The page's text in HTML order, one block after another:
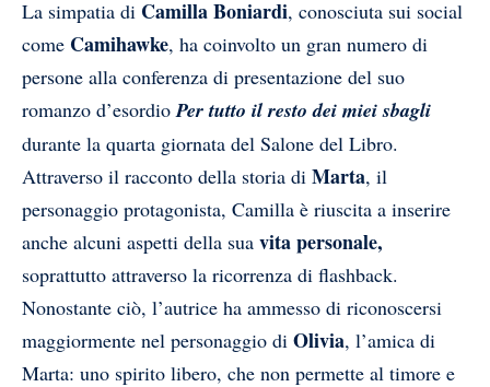
La simpatia di Camilla Boniardi, conosciuta sui social
come Camihawke, ha coinvolto un gran numero di
persone alla conferenza di presentazione del suo
romanzo d’esordioPer tutto il resto dei miei sbagli
durante la quarta giornata del Salone del Libro.
Attraverso il racconto della storia di Marta, il
personaggio protagonista, Camilla è riuscita a inserire
anche alcuni aspetti della sua vita personale,
soprattutto attraverso la ricorrenza di flashback.
Nonostante ciò, l’autrice ha ammesso di riconoscersi
maggiormente nel personaggio di Olivia, l’amica di
Marta: uno spirito libero, che non permette al timore e